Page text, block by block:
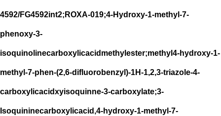
4592/FG4592int2;ROXA-019;4-Hydroxy-1-methyl-7-
phenoxy-3-
isoquinolinecarboxylicacidmethylester;methyl4-hydroxy-1-
methyl-7-phen-(2,6-difluorobenzyl)-1H-1,2,3-triazole-4-
carboxylicacidxyisoquinne-3-carboxylate;3-
Isoquininecarboxylicacid,4-hydroxy-1-methyl-7-